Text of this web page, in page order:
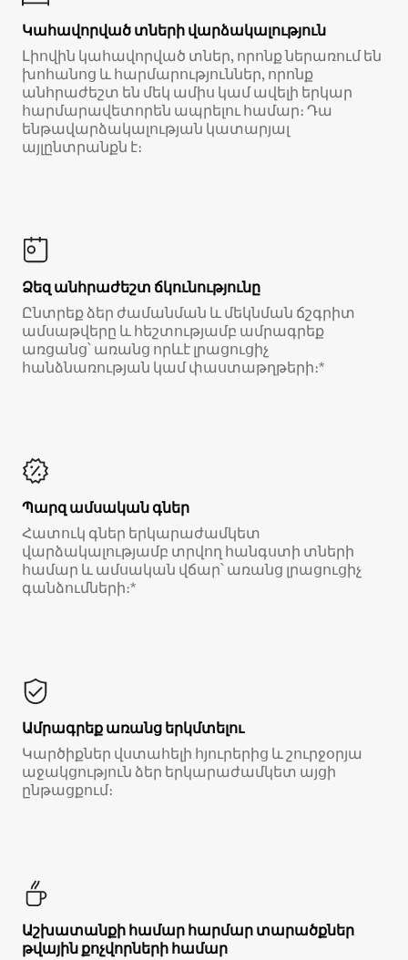
Կահավորված տների վարձակալություն
Լիովին կահավորված տներ, որոնք ներառում են
խոհանոց և հարմարություններ, որոնք
անհրաժեշտ են մեկ ամիս կամ ավելի երկար
հարմարավետորեն ապրելու համար։ Դա
ենթավարձակալության կատարյալ
այլընտրանքն է։
Ձեզ անհրաժեշտ ճկունությունը
Ընտրեք ձեր ժամանման և մեկնման ճշգրիտ
ամսաթվերը և հեշտությամբ ամրագրեք
առցանց՝ առանց որևէ լրացուցիչ
հանձնառության կամ փաստաթղթերի։*
Պարզ ամսական գներ
Հատուկ գներ երկարաժամկետ
վարձակալությամբ տրվող հանգստի տների
համար և ամսական վճար՝ առանց լրացուցիչ
գանձումների։*
Ամրագրեք առանց երկմտելու
Կարծիքներ վստահելի հյուրերից և շուրջօրյա
աջակցություն ձեր երկարաժամկետ այցի
ընթացքում։
Աշխատանքի համար հարմար տարածքներ
թվային քոչվորների համար